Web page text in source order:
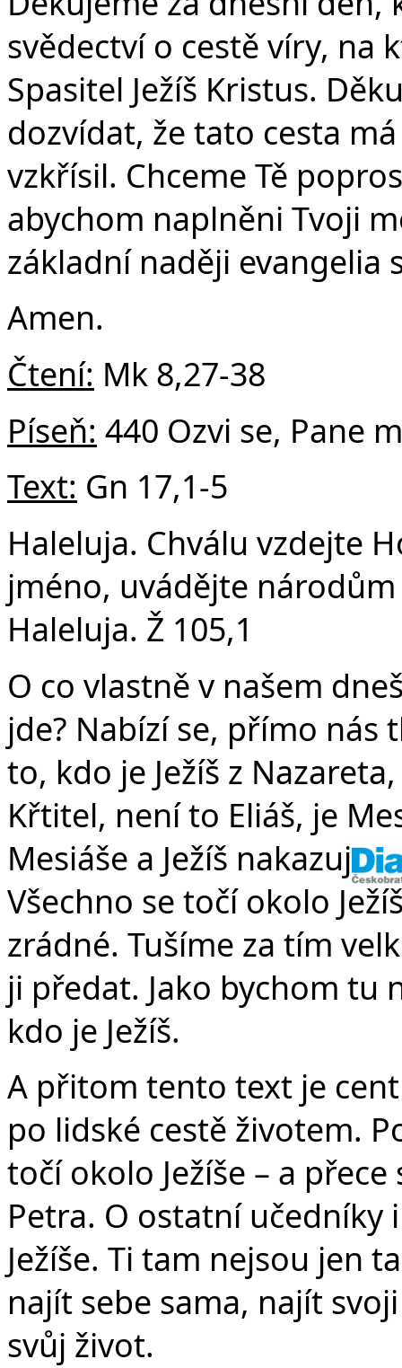
v
svědectví o cestě víry, na
Spasitel Ježíš Kristus.
dozvídat, že tato cesta
vzkřísil. Chceme Tě
abychom naplněni Tvoji
základní naději
Amen.
Čtení: Mk 8,27-38
Píseň: 440 Ozvi se, Pane
Text: Gn 17,1-5
Haleluja. Chválu vzdejte
jméno, uvádějte
Haleluja. Ž 105,1
O co vlastně v našem
jde? Nabízí se, přímo nás
to, kdo je Ježíš z
Křtitel, není to Eliáš, je
Mesiáše a Ježíš
Všechno se točí okolo
zrádné. Tušíme za tím
ji předat. Jako bychom tu
kdo je Ježíš.
A přitom tento text je
po lidské cestě životem.
točí okolo Ježíše – a
Petra. O ostatní učedníky
Ježíše. Ti tam nejsou jen
najít sebe sama, najít
svůj život.